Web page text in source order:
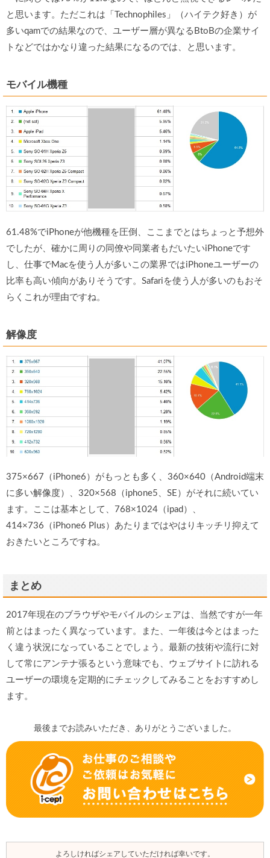
と思います。ただこれは「Technophiles」（ハイテク好き）が
多いqamでの結果なので、ユーザー層が異なるBtoBの企業サイ
トなどではかなり違った結果になるのでは、と思います。
モバイル機種
61.48%でiPhoneが他機種を圧倒、ここまでとはちょっと予想外
でしたが、確かに周りの同僚や同業者もだいたいiPhoneです
し、仕事でMacを使う人が多いこの業界ではiPhoneユーザーの
比率も高い傾向がありそうです。Safariを使う人が多いのもおそ
らくこれが理由ですね。
解像度
375×667（iPhone6）がもっとも多く、360×640（Android端末
に多い解像度）、320×568（iphone5、SE）がそれに続いてい
ます。ここは基本として、768×1024（ipad）、
414×736（iPhone6 Plus）あたりまではやはりキッチリ抑えて
おきたいところですね。
まとめ
2017年現在のブラウザやモバイルのシェアは、当然ですが一年
前とはまったく異なっています。また、一年後は今とはまった
く違う状況になっていることでしょう。最新の技術や流行に対
して常にアンテナ張るという意味でも、ウェブサイトに訪れる
ユーザーの環境を定期的にチェックしてみることをおすすめし
ます。
最後までお読みいただき、ありがとうございました。
よろしければシェアしていただければ幸いです。